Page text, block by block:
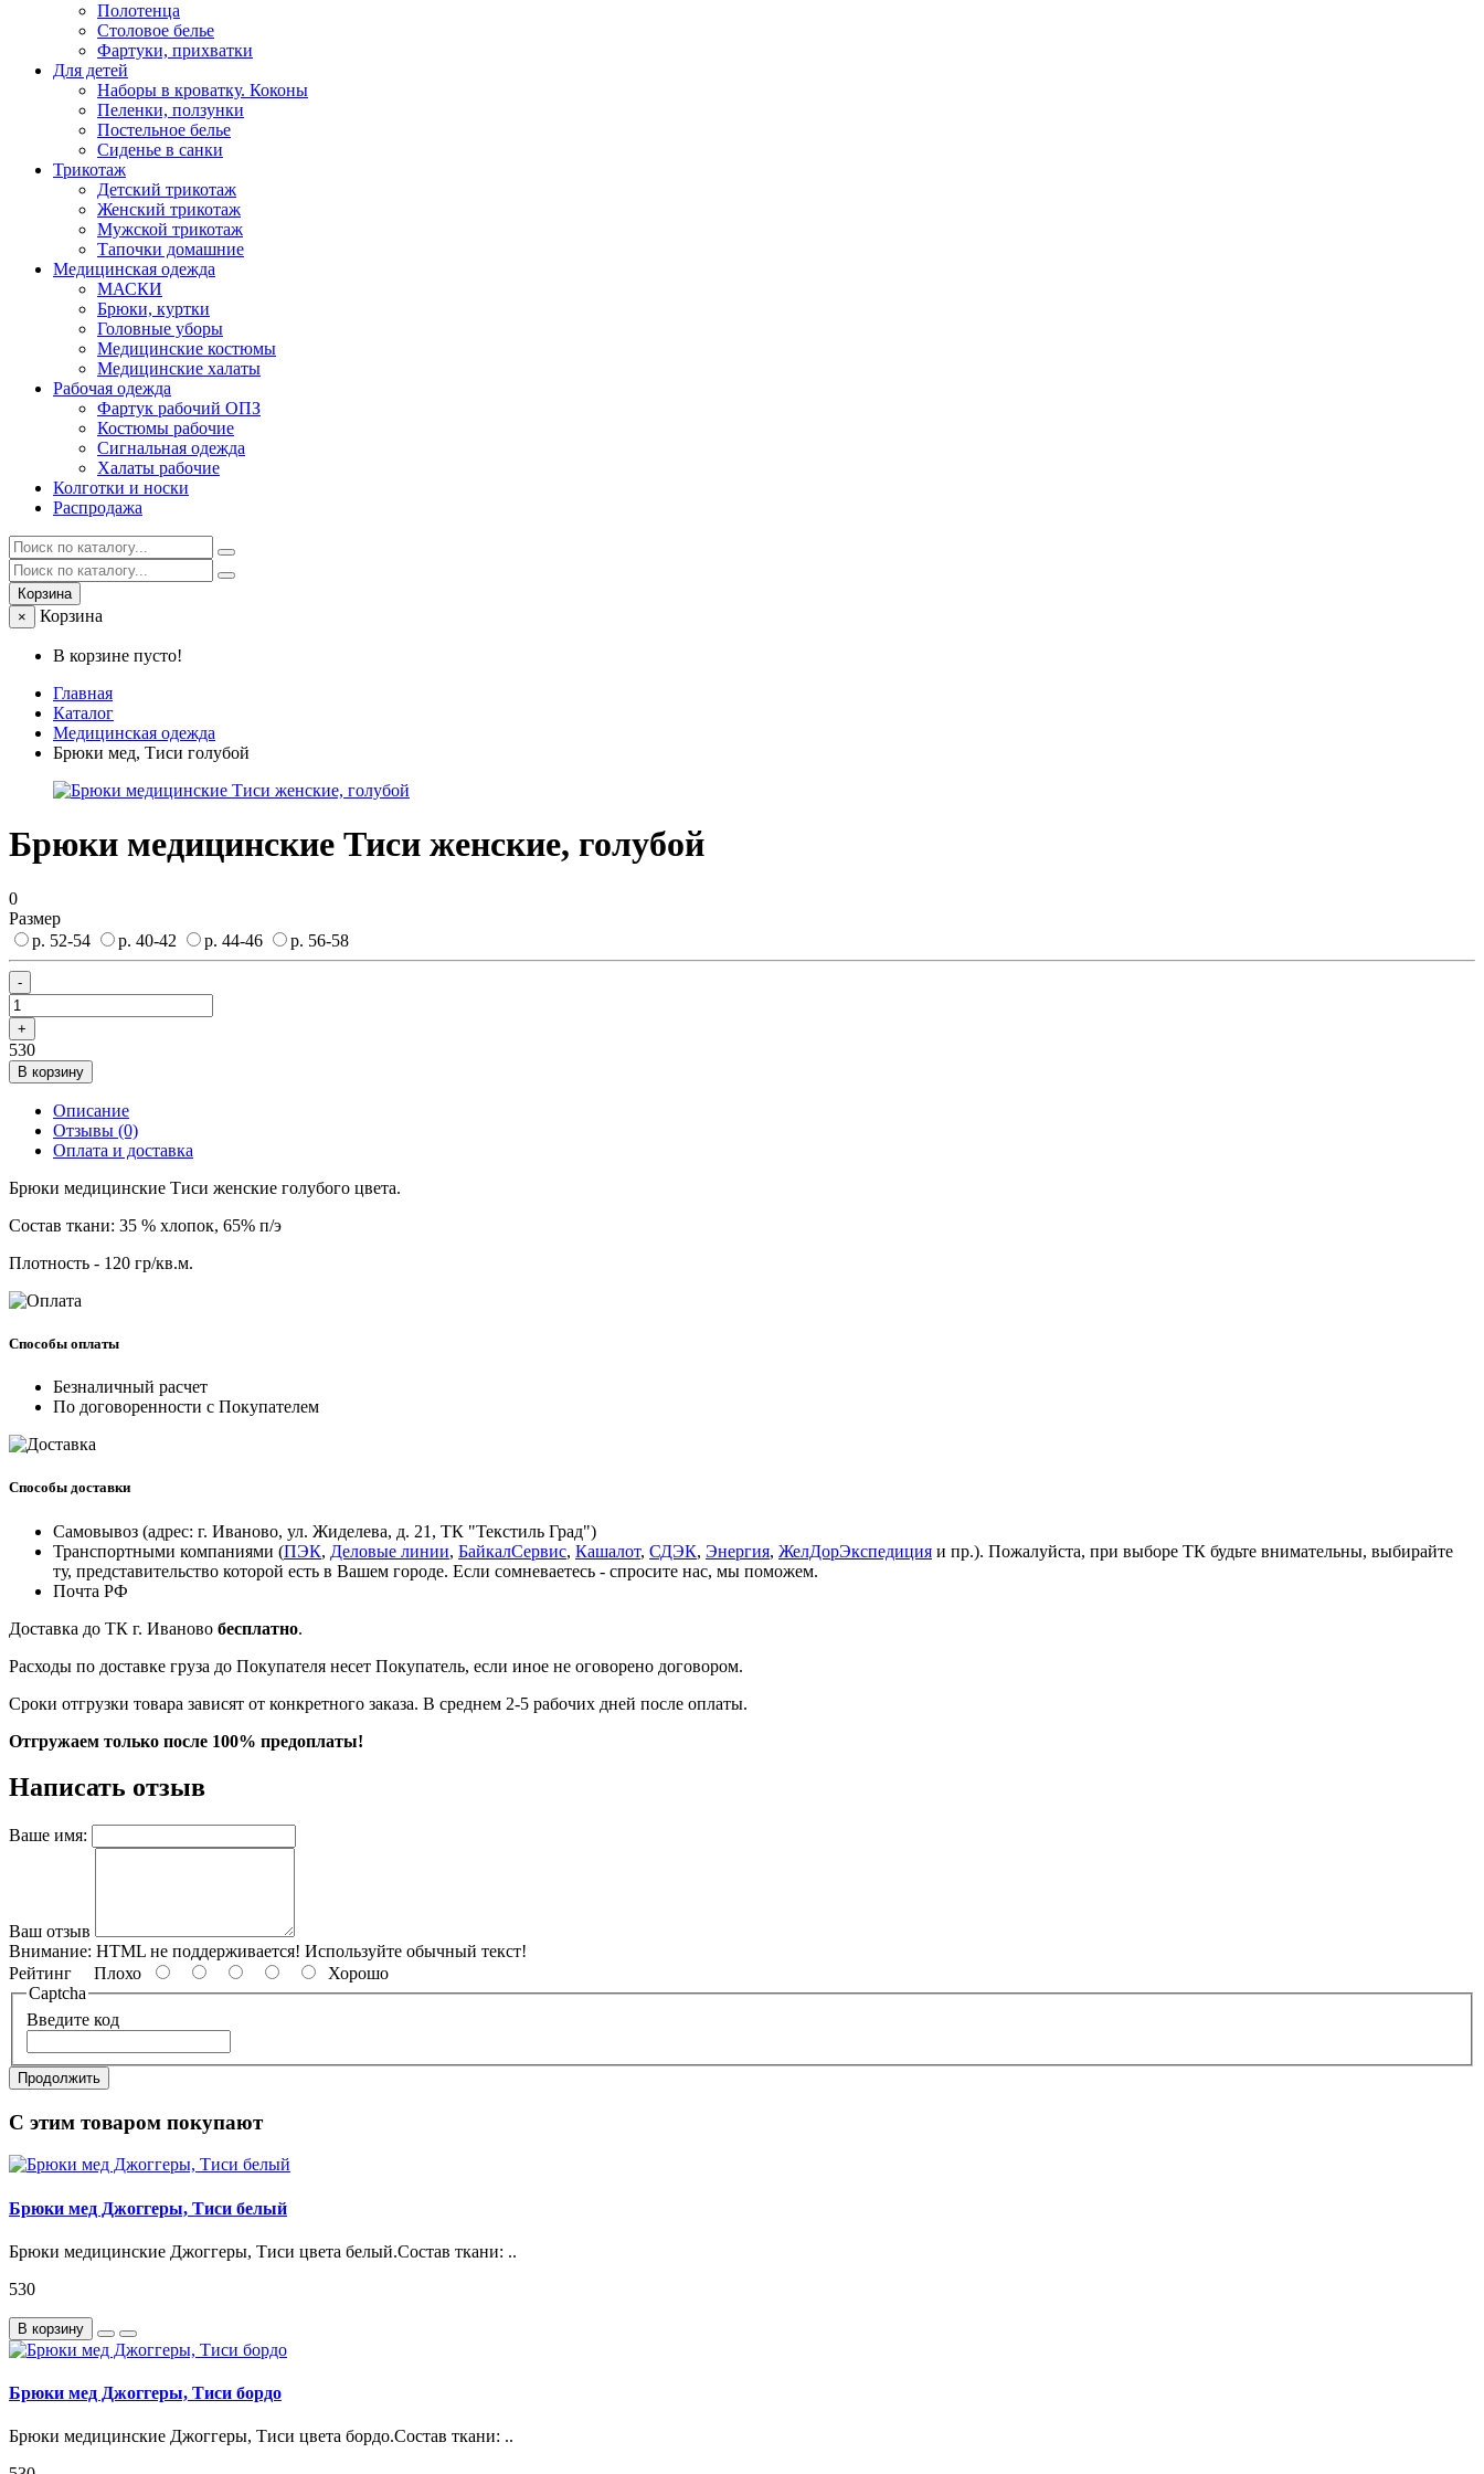
Полотенца
Столовое белье
Фартуки, прихватки
Для детей
Наборы в кроватку. Коконы
Пеленки, ползунки
Постельное белье
Сиденье в санки
Трикотаж
Детский трикотаж
Женский трикотаж
Мужской трикотаж
Тапочки домашние
Медицинская одежда
МАСКИ
Брюки, куртки
Головные уборы
Медицинские костюмы
Медицинские халаты
Рабочая одежда
Фартук рабочий ОПЗ
Костюмы рабочие
Сигнальная одежда
Халаты рабочие
Колготки и носки
Распродажа
Корзина
×
Корзина
В корзине пусто!
Главная
Каталог
Медицинская одежда
Брюки мед, Тиси голубой
Брюки медицинские Тиси женские, голубой
0
Размер
р. 52-54
р. 40-42 р. 44-46 р. 56-58
-
+
530
В корзину
Описание
Отзывы (0)
Оплата и доставка
Брюки медицинские Тиси женские голубого цвета.
Состав ткани: 35 % хлопок, 65% п/э
Плотность - 120 гр/кв.м.
Способы оплаты
Безналичный расчет
По договоренности с Покупателем
Способы доставки
Самовывоз (адрес: г. Иваново, ул. Жиделева, д. 21, ТК "Текстиль Град")
Транспортными компаниями (ПЭК, Деловые линии, БайкалСервис, Кашалот, СДЭК, Энергия, ЖелДорЭкспедиция и пр.). Пожалуйста, при выборе ТК будьте внимательны, выбирайте
ту, представительство которой есть в Вашем городе. Если сомневаетесь - спросите нас, мы поможем.
Почта РФ
Доставка до ТК г. Иваново бесплатно.
Расходы по доставке груза до Покупателя несет Покупатель, если иное не оговорено договором.
Сроки отгрузки товара зависят от конкретного заказа. В среднем 2-5 рабочих дней после оплаты.
Отгружаем только после 100% предоплаты!
Написать отзыв
Ваше имя:
Ваш отзыв
Внимание: HTML не поддерживается! Используйте обычный текст!
Рейтинг Плохо
Хорошо
Captcha
Введите код
Продолжить
С этим товаром покупают
Брюки мед Джоггеры, Тиси белый
Брюки медицинские Джоггеры, Тиси цвета белый.Состав ткани: ..
530
В корзину
Брюки мед Джоггеры, Тиси бордо
Брюки медицинские Джоггеры, Тиси цвета бордо.Состав ткани: ..